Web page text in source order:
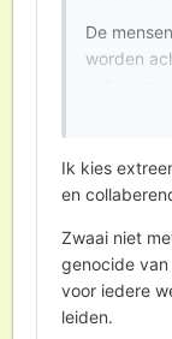
De
worden
Ik kies
en
Zwaai niet
genocide
voor iedere
leiden.